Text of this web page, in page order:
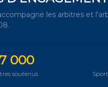
les arbitres et
000
soutenus